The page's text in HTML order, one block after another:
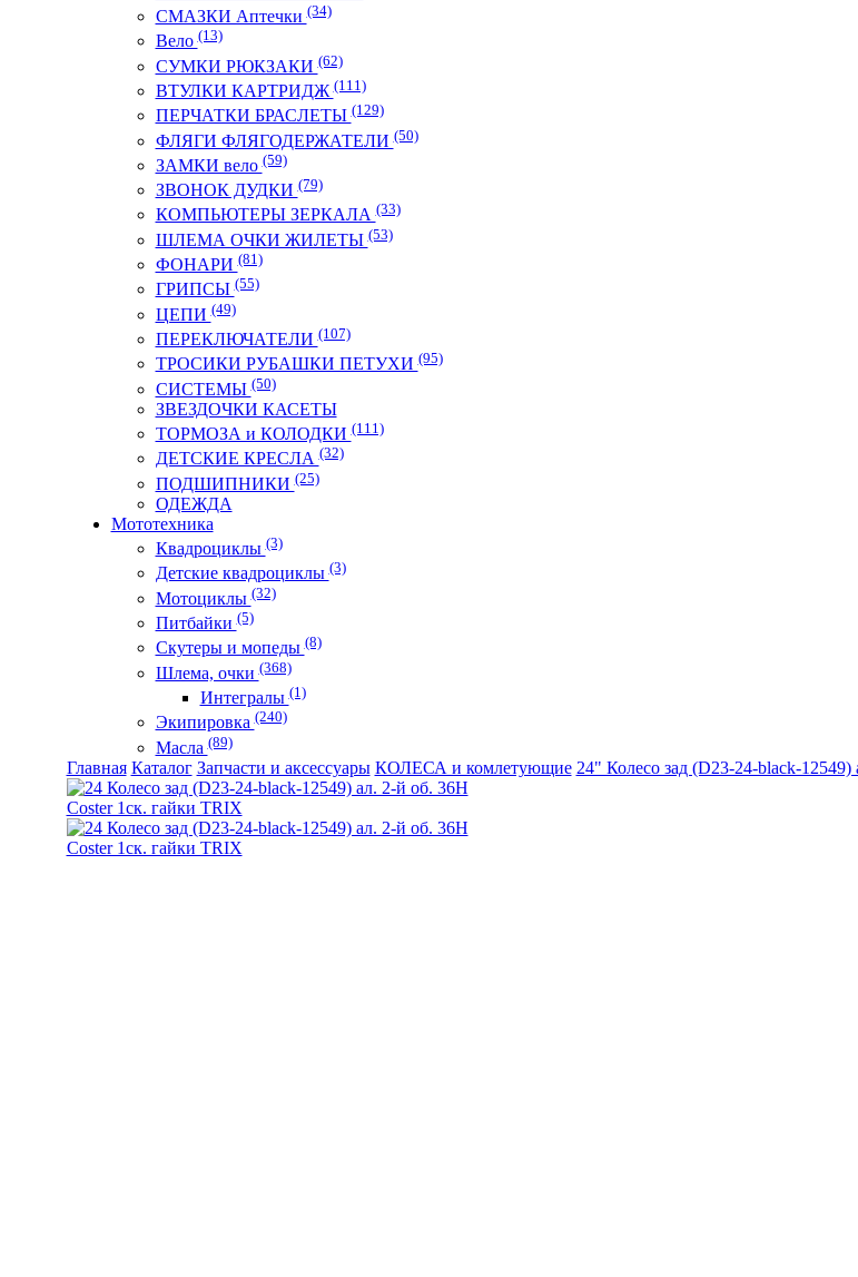
СМАЗКИ Аптечки(34)
Вело(13)
СУМКИ РЮКЗАКИ(62)
ВТУЛКИ КАРТРИДЖ(111)
ПЕРЧАТКИ БРАСЛЕТЫ(129)
ФЛЯГИ ФЛЯГОДЕРЖАТЕЛИ(50)
ЗАМКИ вело(59)
ЗВОНОК ДУДКИ(79)
КОМПЬЮТЕРЫ ЗЕРКАЛА(33)
ШЛЕМА ОЧКИ ЖИЛЕТЫ(53)
ФОНАРИ(81)
ГРИПСЫ(55)
ЦЕПИ(49)
ПЕРЕКЛЮЧАТЕЛИ(107)
ТРОСИКИ РУБАШКИ ПЕТУХИ(95)
СИСТЕМЫ(50)
ЗВЕЗДОЧКИ КАСЕТЫ
ТОРМОЗА и КОЛОДКИ(111)
ДЕТСКИЕ КРЕСЛА(32)
ПОДШИПНИКИ(25)
ОДЕЖДА
Мототехника
Квадроциклы(3)
Детские квадроциклы(3)
Мотоциклы(32)
Питбайки(5)
Скутеры и мопеды(8)
Шлема, очки(368)
Интегралы(1)
Экипировка(240)
Масла(89)
Главная Каталог Запчасти и аксессуары КОЛЕСА и комлетующие 24" Колесо зад (D23-24-black-